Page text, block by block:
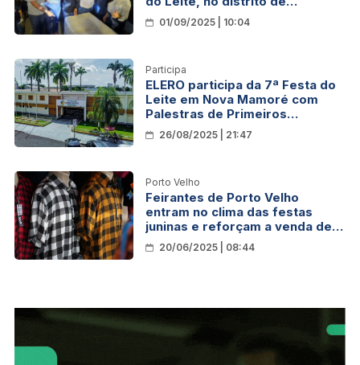
Palmeiras, em Nova Mamoré
01/09/2025 | 10:04
Participa
ELERO participa da 7ª Festa do
Leite em Nova Mamoré com
Palestras de Primeiros
Socorros e Fotografia
26/08/2025 | 21:47
Porto Velho
Feirantes de Porto Velho
entram no clima das festas
juninas e reforçam a venda de
produtos típicos para esta
época do ano
20/06/2025 | 08:44